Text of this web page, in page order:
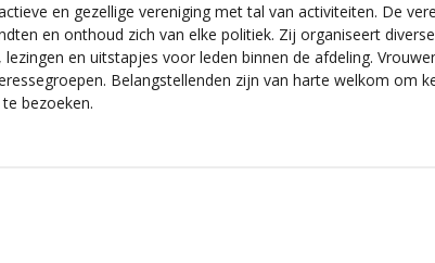
en gezellige vereniging met tal van activiteiten. De
en onthoud zich van elke politiek. Zij organiseert
en uitstapjes voor leden binnen de afdeling.
Belangstellenden zijn van harte welkom om
bezoeken.